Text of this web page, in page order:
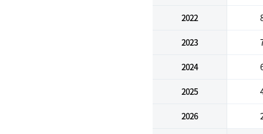
2022
2023
2024
2025
2026